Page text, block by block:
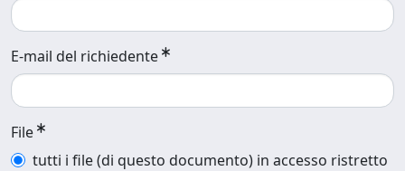
E-mail del richiedente
File
tutti i file (di questo documento) in accesso ristretto